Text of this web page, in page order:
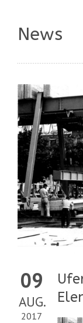
News
09
AUG.
2017